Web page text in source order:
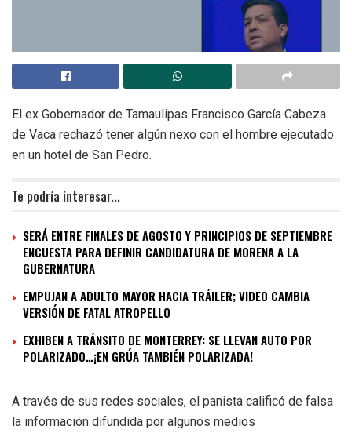
El ex Gobernador de Tamaulipas Francisco García Cabeza
de Vaca rechazó tener algún nexo con el hombre ejecutado
en un hotel de San Pedro.
Te podría interesar...
SERÁ ENTRE FINALES DE AGOSTO Y PRINCIPIOS DE SEPTIEMBRE
ENCUESTA PARA DEFINIR CANDIDATURA DE MORENA A LA
GUBERNATURA
EMPUJAN A ADULTO MAYOR HACIA TRÁILER; VIDEO CAMBIA
VERSIÓN DE FATAL ATROPELLO
EXHIBEN A TRÁNSITO DE MONTERREY: SE LLEVAN AUTO POR
POLARIZADO…¡EN GRÚA TAMBIÉN POLARIZADA!
A través de sus redes sociales, el panista calificó de falsa
la información difundida por algunos medios